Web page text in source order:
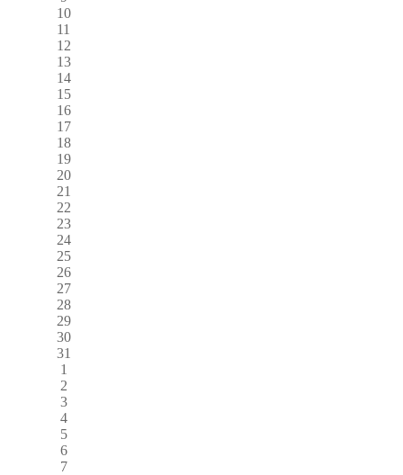
10
11
12
13
14
15
16
17
18
19
20
21
22
23
24
25
26
27
28
29
30
31
1
2
3
4
5
6
7